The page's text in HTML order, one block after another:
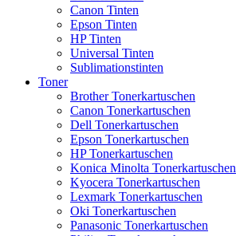
Canon Tinten
Epson Tinten
HP Tinten
Universal Tinten
Sublimationstinten
Toner
Brother Tonerkartuschen
Canon Tonerkartuschen
Dell Tonerkartuschen
Epson Tonerkartuschen
HP Tonerkartuschen
Konica Minolta Tonerkartuschen
Kyocera Tonerkartuschen
Lexmark Tonerkartuschen
Oki Tonerkartuschen
Panasonic Tonerkartuschen